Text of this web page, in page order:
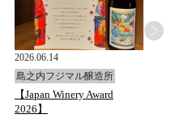
2026.06.14
島之内フジマル醸造所
【Japan Winery Award
2026】